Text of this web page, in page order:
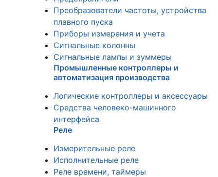
Преобразователи частоты, устройства
плавного пуска
Приборы измерения и учета
Сигнальные колонны
Сигнальные лампы и зуммеры
Промышленные контроллеры и
автоматизация производства
Логические контроллеры и аксессуары
Средства человеко-машинного
интерфейса
Реле
Измерительные реле
Исполнительные реле
Реле времени, таймеры